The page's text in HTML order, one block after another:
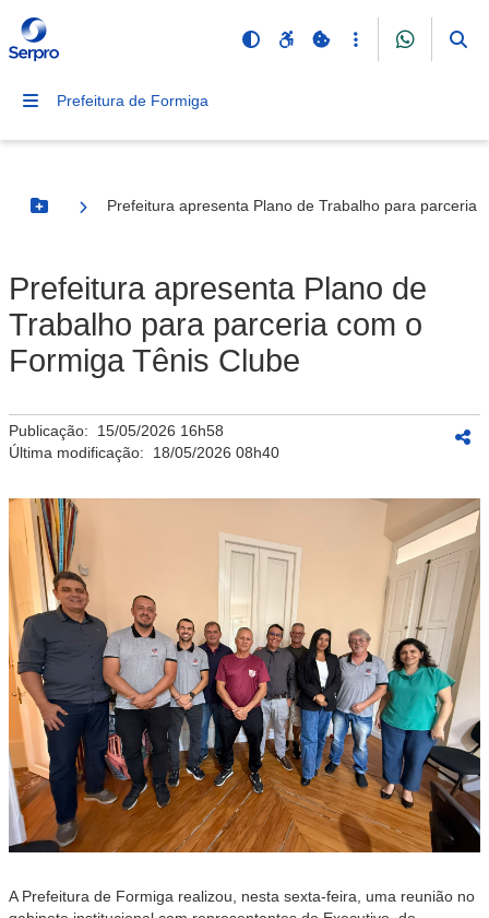
Prefeitura de Formiga
Botão Menu
Prefeitura apresenta Plano de Trabalho para parceria
Prefeitura apresenta Plano de
Trabalho para parceria com o
Formiga Tênis Clube
Publicação: 15/05/2026 16h58
Última modificação: 18/05/2026 08h40
A Prefeitura de Formiga realizou, nesta sexta-feira, uma reunião no